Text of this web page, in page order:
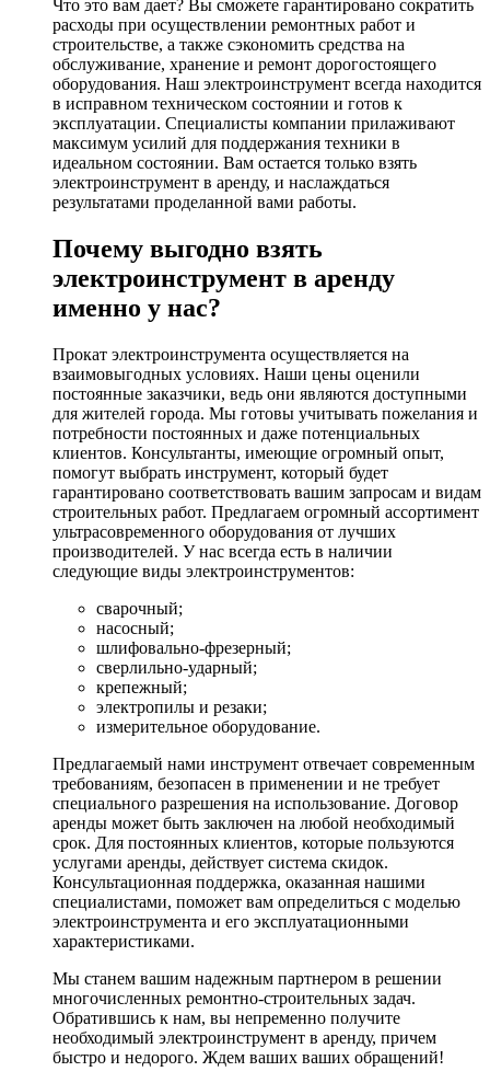
Что это вам дает? Вы сможете гарантировано сократить
расходы при осуществлении ремонтных работ и
строительстве, а также сэкономить средства на
обслуживание, хранение и ремонт дорогостоящего
оборудования. Наш электроинструмент всегда находится
в исправном техническом состоянии и готов к
эксплуатации. Специалисты компании прилаживают
максимум усилий для поддержания техники в
идеальном состоянии. Вам остается только взять
электроинструмент в аренду, и наслаждаться
результатами проделанной вами работы.
Почему выгодно взять
электроинструмент в аренду
именно у нас?
Прокат электроинструмента осуществляется на
взаимовыгодных условиях. Наши цены оценили
постоянные заказчики, ведь они являются доступными
для жителей города. Мы готовы учитывать пожелания и
потребности постоянных и даже потенциальных
клиентов. Консультанты, имеющие огромный опыт,
помогут выбрать инструмент, который будет
гарантировано соответствовать вашим запросам и видам
строительных работ. Предлагаем огромный ассортимент
ультрасовременного оборудования от лучших
производителей. У нас всегда есть в наличии
следующие виды электроинструментов:
сварочный;
насосный;
шлифовально-фрезерный;
сверлильно-ударный;
крепежный;
электропилы и резаки;
измерительное оборудование.
Предлагаемый нами инструмент отвечает современным
требованиям, безопасен в применении и не требует
специального разрешения на использование. Договор
аренды может быть заключен на любой необходимый
срок. Для постоянных клиентов, которые пользуются
услугами аренды, действует система скидок.
Консультационная поддержка, оказанная нашими
специалистами, поможет вам определиться с моделью
электроинструмента и его эксплуатационными
характеристиками.
Мы станем вашим надежным партнером в решении
многочисленных ремонтно-строительных задач.
Обратившись к нам, вы непременно получите
необходимый электроинструмент в аренду, причем
быстро и недорого. Ждем ваших ваших обращений!